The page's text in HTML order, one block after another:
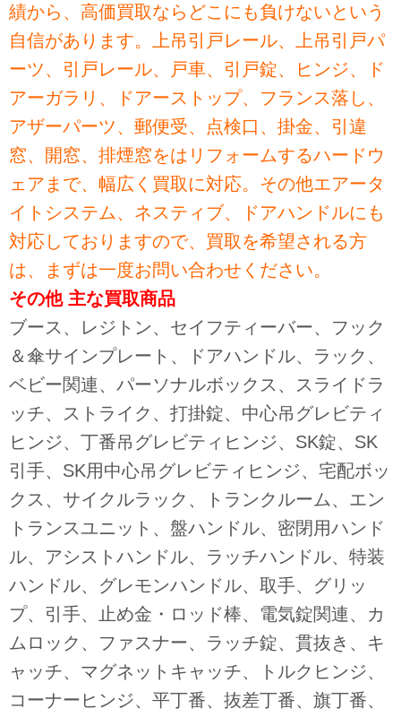
績から、高価買取ならどこにも負けないという
自信があります。上吊引戸レール、上吊引戸パ
ーツ、引戸レール、戸車、引戸錠、ヒンジ、ド
アーガラリ、ドアーストップ、フランス落し、
アザーパーツ、郵便受、点検口、掛金、引違
窓、開窓、排煙窓をはリフォームするハードウ
ェアまで、幅広く買取に対応。その他エアータ
イトシステム、ネスティブ、ドアハンドルにも
対応しておりますので、買取を希望される方
は、まずは一度お問い合わせください。
その他 主な買取商品
ブース、レジトン、セイフティーバー、フック
＆傘サインプレート、ドアハンドル、ラック、
ベビー関連、パーソナルボックス、スライドラ
ッチ、ストライク、打掛錠、中心吊グレビティ
ヒンジ、丁番吊グレビティヒンジ、SK錠、SK
引手、SK用中心吊グレビティヒンジ、宅配ボッ
クス、サイクルラック、トランクルーム、エン
トランスユニット、盤ハンドル、密閉用ハンド
ル、アシストハンドル、ラッチハンドル、特装
ハンドル、グレモンハンドル、取手、グリッ
プ、引手、止め金・ロッド棒、電気錠関連、カ
ムロック、ファスナー、ラッチ錠、貫抜き、キ
ャッチ、マグネットキャッチ、トルクヒンジ、
コーナーヒンジ、平丁番、抜差丁番、旗丁番、